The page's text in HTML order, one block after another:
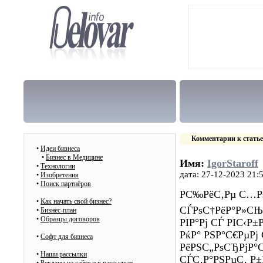
• Идеи бизнеса
• Бизнес в Медицине
• Технологии
• Изобретения
• Поиск партнёров
• Как начать свой бизнес?
• Бизнес-план
• Образцы договоров
• Cофт для бизнеса
• Наши рассылки
Комментарии к
Имя: IgorStaroff
дата: 27-12-2023
РС‰РёС‚Рµ
РІР°Рј СЃ
РќР°
СЃС‚Р°РЅРµС‚